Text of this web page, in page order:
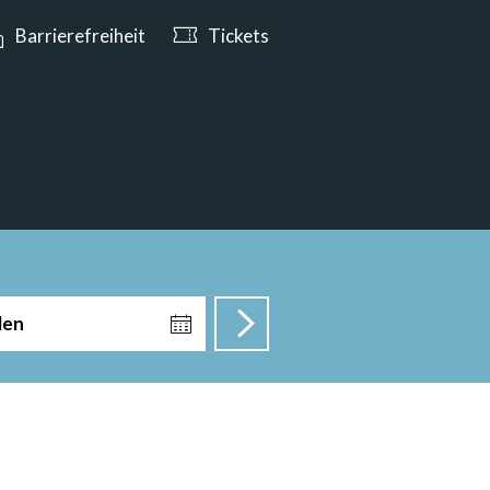
ab 10:00 Uhr geöffnet
Barrierefreiheit Tickets